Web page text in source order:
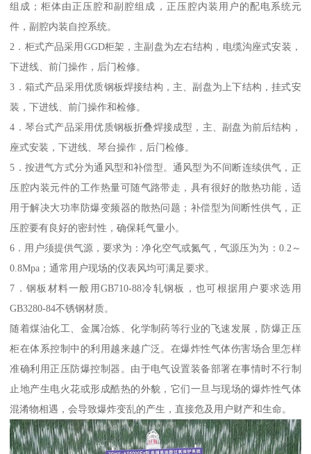
组成；柜体由正压腔和副腔组成，正压腔内装用户的配电系统元
件，副腔内装自控系统。
2．柜式产品采用GGD柜架，主副盘为左右结构，电缆沟座式安装，
下进线、前门操作，后门检修。
3．箱式产品采用优质钢板焊接结构，主、副盘为上下结构，挂式安
装，下进线、前门操作和检修。
4．琴台式产品采用优质钢板折叠焊接成型，主、副盘为前后结构，
座式安装，下进线、琴台操作，后门检修。
5．按进气方式分为通风型和补偿型。通风型为不间断连续供气，正
压腔内装元件的工作热量可随气路带走，具有很好的散热功能，适
用于解决大功率防爆变频器的散热问题；补偿型为间断性供气，正
压腔要有良好的密封性，确保耗气量小。
6．用户须提供气源，要求为：净化空气或氮气，气源压为为：0.2～
0.8Mpa；通常用户现场的仪表风均可满足要求。
7．钢板材料一般用GB710-88冷轧钢板，也可根据用户要求选用
GB3280-84不锈钢材质。
随着煤油化工、金属冶炼、化学制药等行业的飞速发展，防爆正压
柜在体系控制中的利用越来越广泛。在爆炸性气体伤害场合里怎样
准确利用正压防爆控制器。由于电气设置装备部署在事情时不行制
止地产生电火花或形成酷热的外貌，它们一旦与现场的爆炸性气体
混淆物相遇，会导致爆炸变乱的产生，直接危及用户财产和生命。